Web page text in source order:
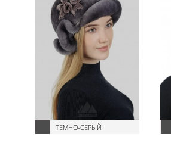
ТЕМНО-СЕРЫЙ